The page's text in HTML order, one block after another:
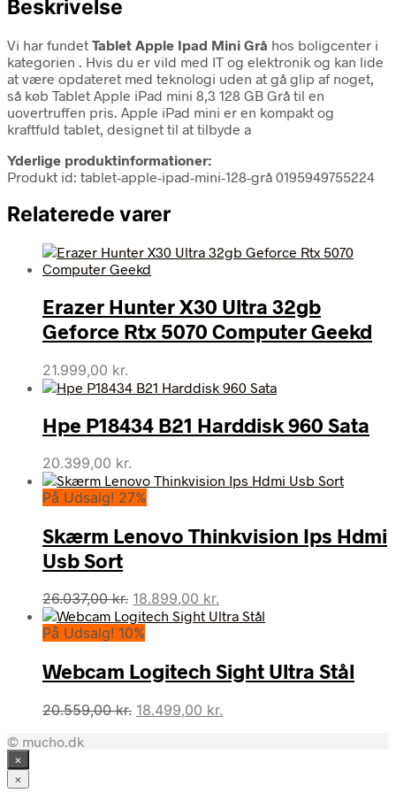
Beskrivelse
Vi har fundet Tablet Apple Ipad Mini Grå hos boligcenter i
kategorien . Hvis du er vild med IT og elektronik og kan lide
at være opdateret med teknologi uden at gå glip af noget,
så køb Tablet Apple iPad mini 8,3 128 GB Grå til en
uovertruffen pris. Apple iPad mini er en kompakt og
kraftfuld tablet, designet til at tilbyde a
Yderlige produktinformationer:
Produkt id: tablet-apple-ipad-mini-128-grå 0195949755224
Relaterede varer
Erazer Hunter X30 Ultra 32gb
Geforce Rtx 5070 Computer Geekd
21.999,00 kr.
Hpe P18434 B21 Harddisk 960 Sata
20.399,00 kr.
På Udsalg! 27%
Skærm Lenovo Thinkvision Ips Hdmi
Usb Sort
26.037,00kr. Den
oprindelige
pris
26.037,00 kr..
18.899,00 kr.
aktuelle
18.899,00 kr..
På Udsalg! 10%
Webcam Logitech Sight Ultra Stål
20.559,00kr. Den
18.499,00 kr.
© mucho.dk
×
×